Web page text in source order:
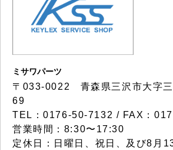
ミサワパーツ
〒033-0022 青森県三沢市大字
69
TEL：0176-50-7132 / FAX：
営業時間：8:30〜17:30
定休日：日曜日、祝日、及び8月